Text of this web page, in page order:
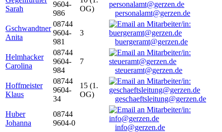
Sarah
9604-
986
OG)
personalamt@gerzen.de
Gschwandtner
Anita
08744
9604-
981
3
buergeramt@gerzen.de
Helmhacker
Carolina
08744
9604-
984
7
steueramt@gerzen.de
Hoffmeister
Klaus
08744
9604-
34
15 (1.
OG)
geschaeftsleitung@gerzen.de
Huber
Johanna
08744
9604-0
info@gerzen.de